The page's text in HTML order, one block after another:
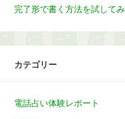
完了形で書く方法を試して
カテゴリー
電話占い体験レポート